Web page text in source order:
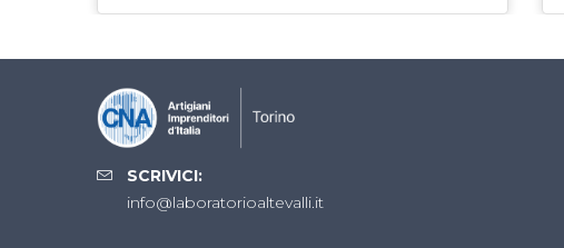
SCRIVICI:
info@laboratorioaltevalli.it